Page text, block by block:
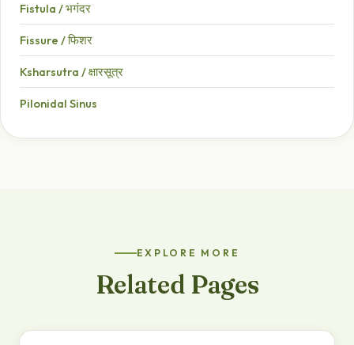
Fistula / भगंदर
Fissure / फिशर
Ksharsutra / क्षारसूत्र
Pilonidal Sinus
EXPLORE MORE
Related Pages